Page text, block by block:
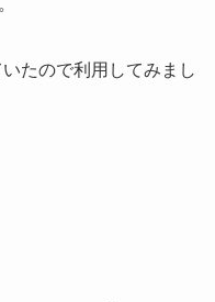
たので利用してみまし